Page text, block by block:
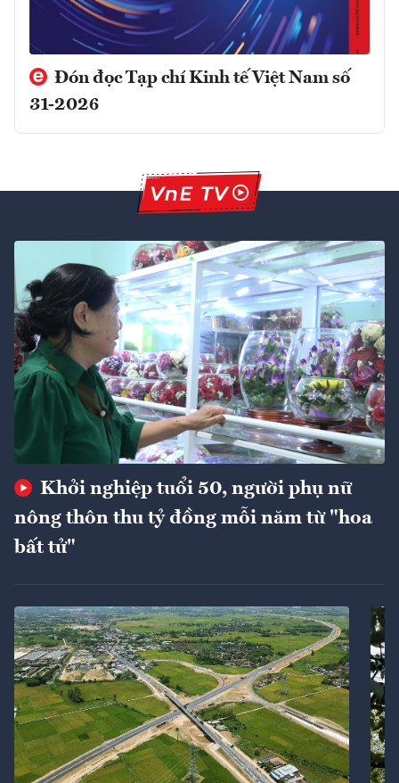
Đón đọc Tạp chí Kinh tế Việt Nam số
31-2026
Khởi nghiệp tuổi 50, người phụ nữ
nông thôn thu tỷ đồng mỗi năm từ "hoa
bất tử"